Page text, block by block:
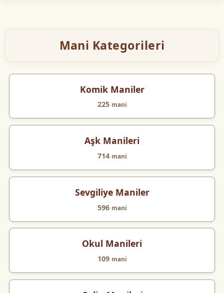
Mani Kategorileri
Komik Maniler
225 mani
Aşk Manileri
714 mani
Sevgiliye Maniler
596 mani
Okul Manileri
109 mani